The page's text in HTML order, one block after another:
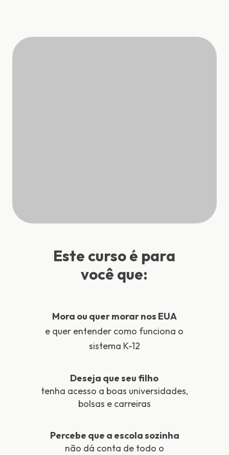
Este curso é para
você que:
Mora ou quer morar nos EUA
e quer entender como funciona o
sistema K-12
Deseja que seu filho
tenha acesso a boas universidades,
bolsas e carreiras
Percebe que a escola sozinha
não dá conta de todo o